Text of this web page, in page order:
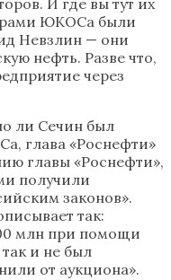
ЮКОСа были
Невзлин — они
нефть. Разве что,
через
ли Сечин был
глава «Роснефти»
главы «Роснефти»,
получили
законов».
так:
млн при помощи
и не был
от аукциона».